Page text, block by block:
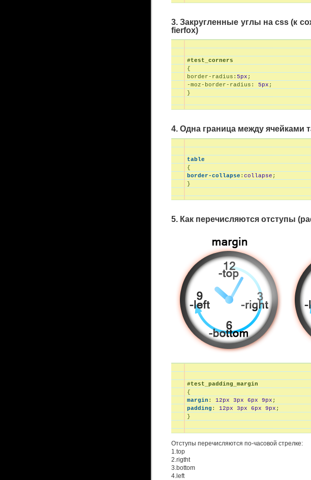
3. Закругленные углы на css (к
fierfox)
#test_corners
border-radius: 5px ;
-moz-border-radius:
5px ;
}
4. Одна граница между ячейками
table
border-collapse : collapse ;
}
5. Как перечисляются отступы
#test_padding_margin
margin : 12px 3px 6px 9px ;
padding : 12px 3px 6px 9px ;
}
Отступы перечисляются по-часовой стрелке:
1.top
2.rigtht
3.bottom
4.left